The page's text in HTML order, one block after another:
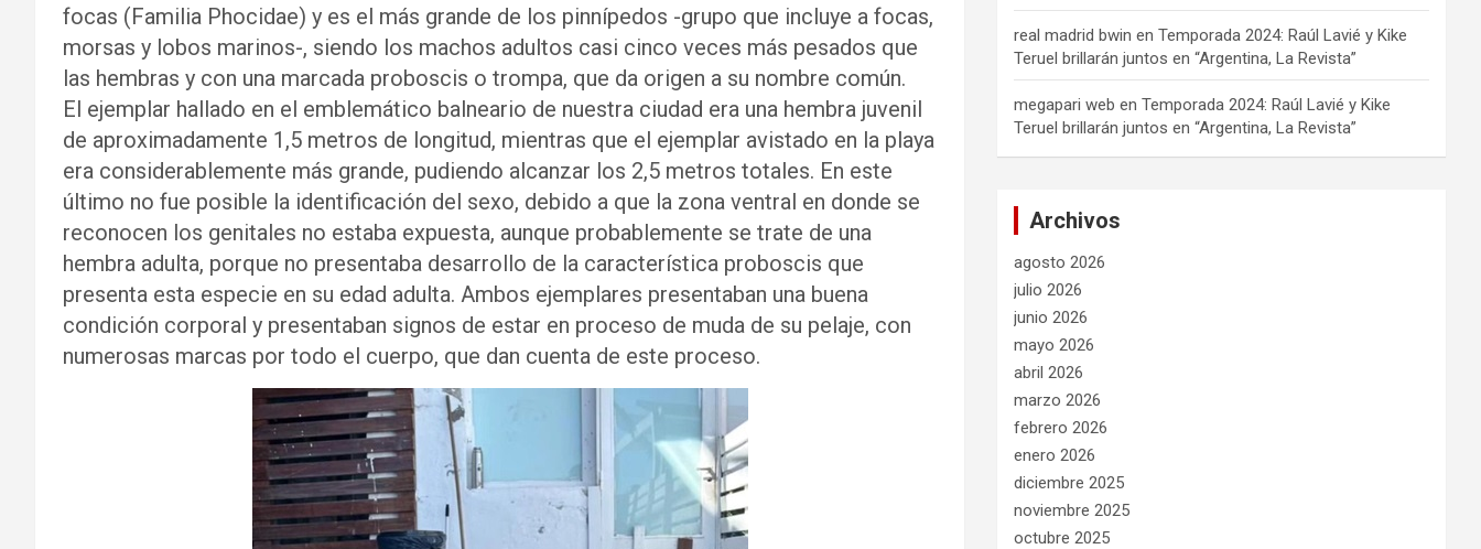
focas (Familia Phocidae) y es el más grande de los pinnípedos -grupo que incluye a focas,
morsas y lobos marinos-, siendo los machos adultos casi cinco veces más pesados que
las hembras y con una marcada proboscis o trompa, que da origen a su nombre común.
El ejemplar hallado en el emblemático balneario de nuestra ciudad era una hembra juvenil
de aproximadamente 1,5 metros de longitud, mientras que el ejemplar avistado en la playa
era considerablemente más grande, pudiendo alcanzar los 2,5 metros totales. En este
último no fue posible la identificación del sexo, debido a que la zona ventral en donde se
reconocen los genitales no estaba expuesta, aunque probablemente se trate de una
hembra adulta, porque no presentaba desarrollo de la característica proboscis que
presenta esta especie en su edad adulta. Ambos ejemplares presentaban una buena
condición corporal y presentaban signos de estar en proceso de muda de su pelaje, con
numerosas marcas por todo el cuerpo, que dan cuenta de este proceso.
real madrid bwin enTemporada 2024: Raúl Lavié y Kike
Teruel brillarán juntos en “Argentina, La Revista”
megapari web enTemporada 2024: Raúl Lavié y Kike
Teruel brillarán juntos en “Argentina, La Revista”
Archivos
agosto 2026
julio 2026
junio 2026
mayo 2026
abril 2026
marzo 2026
febrero 2026
enero 2026
diciembre 2025
noviembre 2025
octubre 2025